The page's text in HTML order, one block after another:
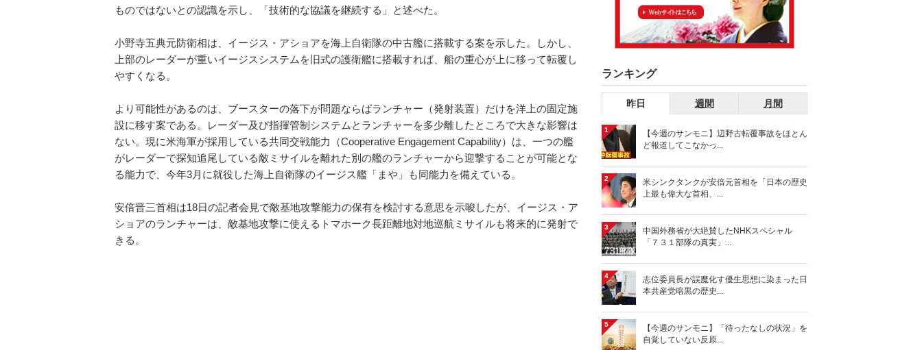
ものではないとの認識を示し、「技術的な協議を継続する」と述べた。
小野寺五典元防衛相は、イージス・アショアを海上自衛隊の中古艦に搭載する案を示した。しかし、
上部のレーダーが重いイージスシステムを旧式の護衛艦に搭載すれば、船の重心が上に移って転覆し
やすくなる。
より可能性があるのは、ブースターの落下が問題ならばランチャー（発射装置）だけを洋上の固定施
設に移す案である。レーダー及び指揮管制システムとランチャーを多少離したところで大きな影響は
ない。現に米海軍が採用している共同交戦能力（Cooperative Engagement Capability）は、一つの艦
がレーダーで探知追尾している敵ミサイルを離れた別の艦のランチャーから迎撃することが可能とな
る能力で、今年3月に就役した海上自衛隊のイージス艦「まや」も同能力を備えている。
安倍晋三首相は18日の記者会見で敵基地攻撃能力の保有を検討する意思を示唆したが、イージス・ア
ショアのランチャーは、敵基地攻撃に使えるトマホーク長距離地対地巡航ミサイルも将来的に発射で
きる。
ランキング
昨日 週間 月間
1
【今週のサンモニ】辺野古転覆事故をほとん
ど報道してこなかっ...
2
米シンクタンクが安倍元首相を「日本の歴史
上最も偉大な首相、...
3
中国外務省が大絶賛したNHKスペシャル
「７３１部隊の真実」...
4
志位委員長が誤魔化す優生思想に染まった日
本共産党暗黒の歴史...
5
【今週のサンモニ】「待ったなしの状況」を
自覚していない反原...